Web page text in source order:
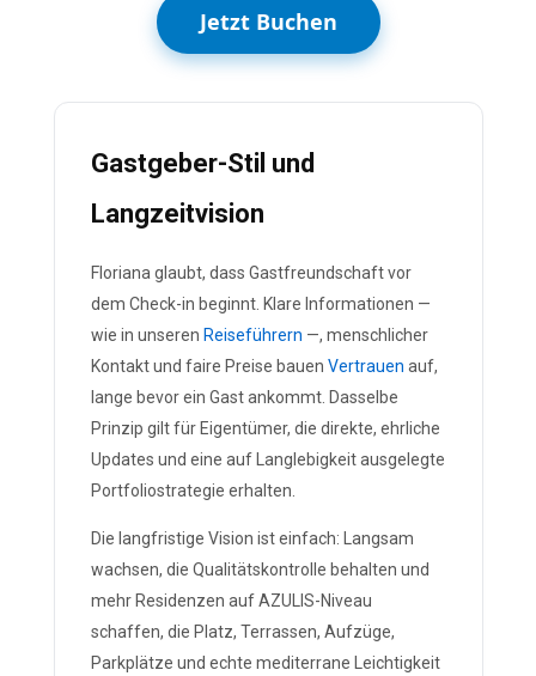
Jetzt Buchen
Gastgeber-Stil und
Langzeitvision
Floriana glaubt, dass Gastfreundschaft vor
dem Check-in beginnt. Klare Informationen —
wie in unseren Reiseführern —, menschlicher
Kontakt und faire Preise bauen Vertrauen auf,
lange bevor ein Gast ankommt. Dasselbe
Prinzip gilt für Eigentümer, die direkte, ehrliche
Updates und eine auf Langlebigkeit ausgelegte
Portfoliostrategie erhalten.
Die langfristige Vision ist einfach: Langsam
wachsen, die Qualitätskontrolle behalten und
mehr Residenzen auf AZULIS-Niveau
schaffen, die Platz, Terrassen, Aufzüge,
Parkplätze und echte mediterrane Leichtigkeit